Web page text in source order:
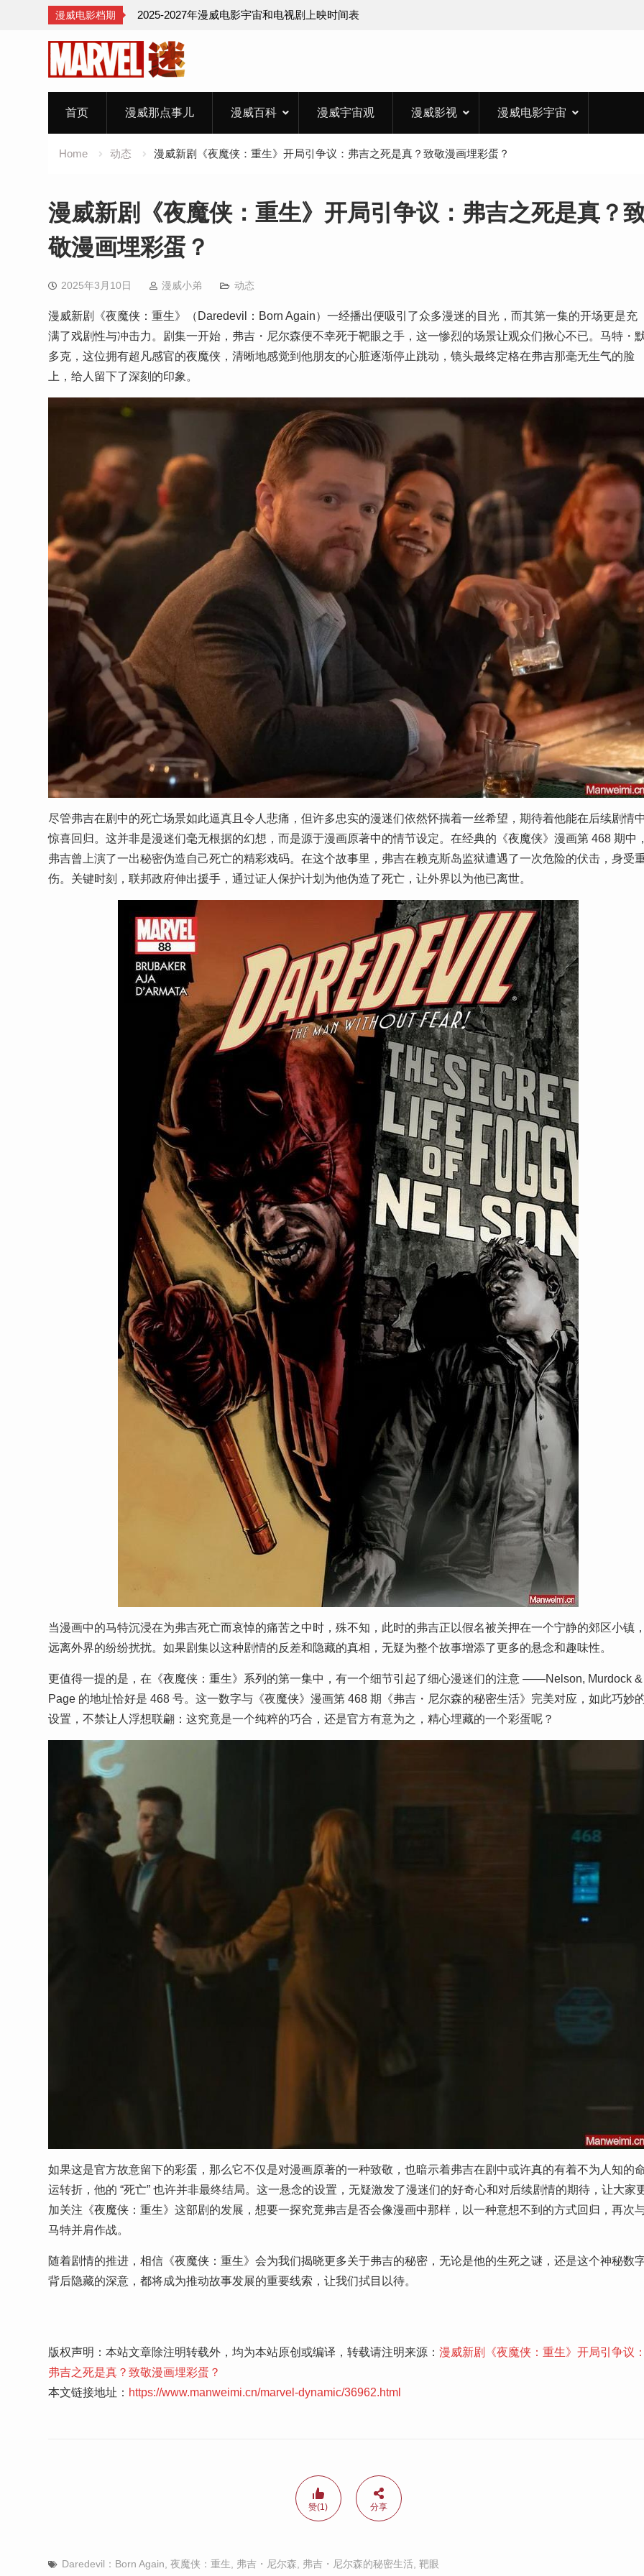
漫威电影档期
2025-2027年漫威电影宇宙和电视剧上映时间表
首页 漫威那点事儿 漫威百科 漫威宇宙观 漫威影视 漫威电影宇宙
Home 动态 漫威新剧《夜魔侠：重生》开局引争议：弗吉之死是真？致敬漫画埋彩蛋？
漫威新剧《夜魔侠：重生》开局引争议：弗吉之死是真？
敬漫画埋彩蛋？
2025年3月10日 漫威小弟 动态
漫威新剧《夜魔侠：重生》（Daredevil：Born Again）一经播出便吸引了众多漫迷的目光，而其第一集的开场更是充
满了戏剧性与冲击力。剧集一开始，弗吉・尼尔森便不幸死于靶眼之手，这一惨烈的场景让观众们揪心不已。马特・
多克，这位拥有超凡感官的夜魔侠，清晰地感觉到他朋友的心脏逐渐停止跳动，镜头最终定格在弗吉那毫无生气的脸
上，给人留下了深刻的印象。
尽管弗吉在剧中的死亡场景如此逼真且令人悲痛，但许多忠实的漫迷们依然怀揣着一丝希望，期待着他能在后续剧情
惊喜回归。这并非是漫迷们毫无根据的幻想，而是源于漫画原著中的情节设定。在经典的《夜魔侠》漫画第 468 期中
弗吉曾上演了一出秘密伪造自己死亡的精彩戏码。在这个故事里，弗吉在赖克斯岛监狱遭遇了一次危险的伏击，身受
伤。关键时刻，联邦政府伸出援手，通过证人保护计划为他伪造了死亡，让外界以为他已离世。
当漫画中的马特沉浸在为弗吉死亡而哀悼的痛苦之中时，殊不知，此时的弗吉正以假名被关押在一个宁静的郊区小镇
远离外界的纷纷扰扰。如果剧集以这种剧情的反差和隐藏的真相，无疑为整个故事增添了更多的悬念和趣味性。
更值得一提的是，在《夜魔侠：重生》系列的第一集中，有一个细节引起了细心漫迷们的注意 ——Nelson, Murdock &
Page 的地址恰好是 468 号。这一数字与《夜魔侠》漫画第 468 期《弗吉・尼尔森的秘密生活》完美对应，如此巧妙
设置，不禁让人浮想联翩：这究竟是一个纯粹的巧合，还是官方有意为之，精心埋藏的一个彩蛋呢？
如果这是官方故意留下的彩蛋，那么它不仅是对漫画原著的一种致敬，也暗示着弗吉在剧中或许真的有着不为人知的
运转折，他的 “死亡” 也许并非最终结局。这一悬念的设置，无疑激发了漫迷们的好奇心和对后续剧情的期待，让大家
加关注《夜魔侠：重生》这部剧的发展，想要一探究竟弗吉是否会像漫画中那样，以一种意想不到的方式回归，再次
马特并肩作战。
随着剧情的推进，相信《夜魔侠：重生》会为我们揭晓更多关于弗吉的秘密，无论是他的生死之谜，还是这个神秘数
背后隐藏的深意，都将成为推动故事发展的重要线索，让我们拭目以待。
版权声明：本站文章除注明转载外，均为本站原创或编译，转载请注明来源： 漫威新剧《夜魔侠：重生》开局引争议
弗吉之死是真？致敬漫画埋彩蛋？
本文链接地址： https://www.manweimi.cn/marvel-dynamic/36962.html
赞(1) 分享
Daredevil：Born Again, 夜魔侠：重生, 弗吉・尼尔森, 弗吉・尼尔森的秘密生活, 靶眼